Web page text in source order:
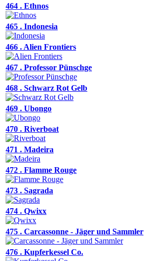
464 . Ethnos
465 . Indonesia
466 . Alien Frontiers
467 . Professor Pünschge
468 . Schwarz Rot Gelb
469 . Ubongo
470 . Riverboat
471 . Madeira
472 . Flamme Rouge
473 . Sagrada
474 . Qwixx
475 . Carcassonne - Jäger und Sammler
476 . Kupferkessel Co.